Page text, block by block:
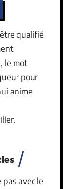
qualifié
le mot
pour
anime
pas avec le